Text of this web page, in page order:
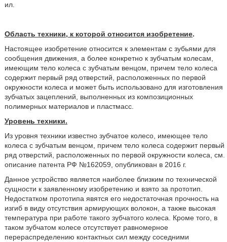
ил.
Область техники, к которой относится изобретение.
Настоящее изобретение относится к элементам с зубьями для
сообщения движения, а более конкретно к зубчатым колесам,
имеющим тело колеса с зубчатым венцом, причем тело колеса
содержит первый ряд отверстий, расположенных по первой
окружности колеса и может быть использовано для изготовления
зубчатых зацеплений, выполненных из композиционных
полимерных материалов и пластмасс.
Уровень техники.
Из уровня техники известно зубчатое колесо, имеющее тело
колеса с зубчатым венцом, причем тело колеса содержит первый
ряд отверстий, расположенных по первой окружности колеса, см.
описание патента РФ №162059, опубликован в 2016 г.
Данное устройство является наиболее близким по технической
сущности к заявленному изобретению и взято за прототип.
Недостатком прототипа явятся его недостаточная прочность на
изгиб в виду отсутствия армирующих волокон, а также высокая
температура при работе такого зубчатого колеса. Кроме того, в
таком зубчатом колесе отсутствует равномерное
перераспределению контактных сил между соседними